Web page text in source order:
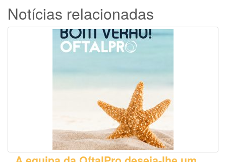
Notícias relacionadas